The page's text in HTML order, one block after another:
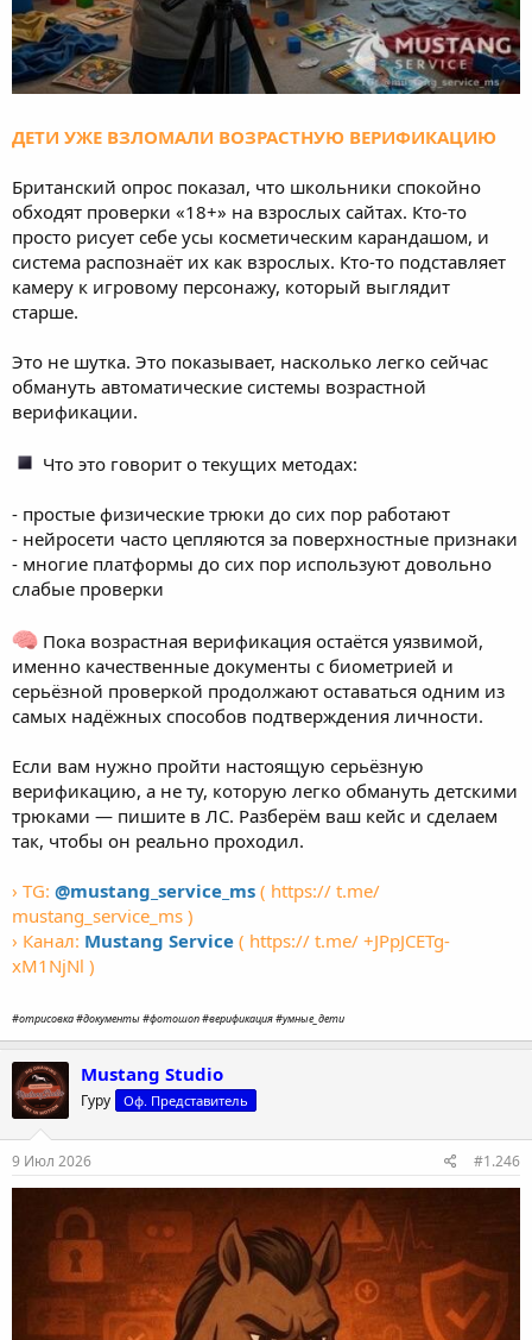
ДЕТИ УЖЕ ВЗЛОМАЛИ ВОЗРАСТНУЮ ВЕРИФИКАЦИЮ
Британский опрос показал, что школьники спокойно
обходят проверки «18+» на взрослых сайтах. Кто-то
просто рисует себе усы косметическим карандашом, и
система распознаёт их как взрослых. Кто-то подставляет
камеру к игровому персонажу, который выглядит
старше.
Это не шутка. Это показывает, насколько легко сейчас
обмануть автоматические системы возрастной
верификации.
Что это говорит о текущих методах:
- простые физические трюки до сих пор работают
- нейросети часто цепляются за поверхностные признаки
- многие платформы до сих пор используют довольно
слабые проверки
Пока возрастная верификация остаётся уязвимой,
именно качественные документы с биометрией и
серьёзной проверкой продолжают оставаться одним из
самых надёжных способов подтверждения личности.
Если вам нужно пройти настоящую серьёзную
верификацию, а не ту, которую легко обмануть детскими
трюками — пишите в ЛС. Разберём ваш кейс и сделаем
так, чтобы он реально проходил.
› TG: @mustang_service_ms ( https:// t.me/
mustang_service_ms )
› Канал: Mustang Service ( https:// t.me/ +JPpJCETg-
xM1NjNl )
#отрисовка #документы #фотошоп #верификация #умные_дети
Mustang Studio
Гуру Оф. Представитель
9 Июл 2026 #1.246